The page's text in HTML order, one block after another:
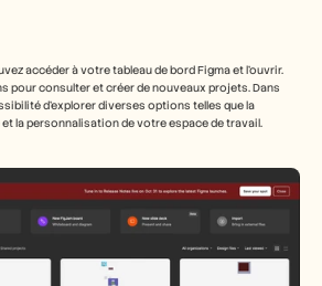
accéder à votre tableau de bord Figma et l'ouvrir.
pour consulter et créer de nouveaux projets. Dans
d'explorer diverses options telles que la
la personnalisation de votre espace de travail.